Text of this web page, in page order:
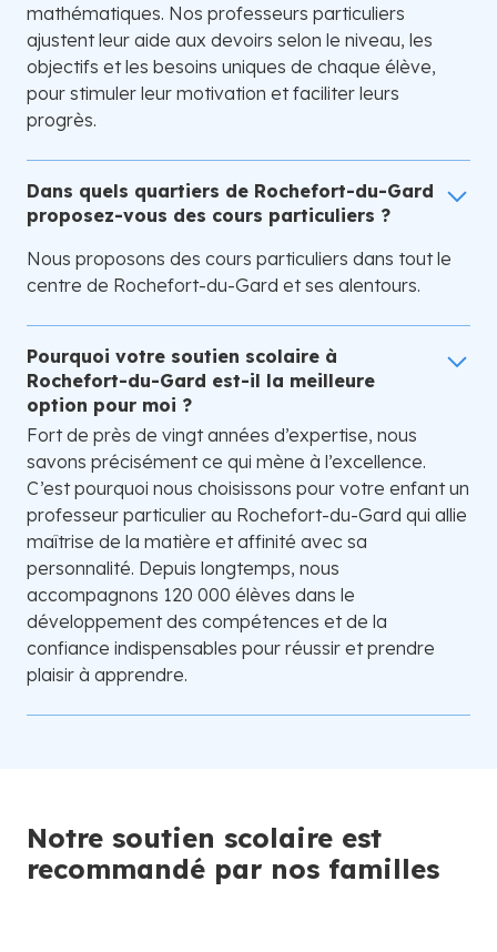
mathématiques. Nos professeurs particuliers
ajustent leur aide aux devoirs selon le niveau, les
objectifs et les besoins uniques de chaque élève,
pour stimuler leur motivation et faciliter leurs
progrès.
Dans quels quartiers de Rochefort-du-Gard
proposez-vous des cours particuliers ?
Nous proposons des cours particuliers dans tout le
centre de Rochefort-du-Gard et ses alentours.
Pourquoi votre soutien scolaire à
Rochefort-du-Gard est-il la meilleure
option pour moi ?
Fort de près de vingt années d’expertise, nous
savons précisément ce qui mène à l’excellence.
C’est pourquoi nous choisissons pour votre enfant un
professeur particulier au Rochefort-du-Gard qui allie
maîtrise de la matière et affinité avec sa
personnalité. Depuis longtemps, nous
accompagnons 120 000 élèves dans le
développement des compétences et de la
confiance indispensables pour réussir et prendre
plaisir à apprendre.
Notre soutien scolaire est
recommandé par nos familles